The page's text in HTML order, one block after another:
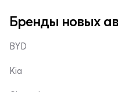
Бренды новых
BYD
Kia